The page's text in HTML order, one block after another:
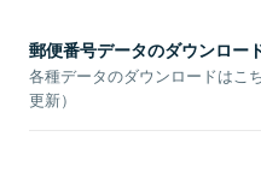
郵便番号データのダウンロー
各種データのダウンロードはこ
更新）